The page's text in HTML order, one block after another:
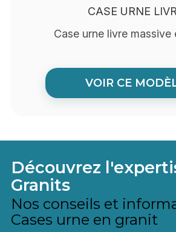
CASE URNE
Case urne livre massive
VOIR CE
Découvrez
Granits
Nos conseils et
Cases urne en granit